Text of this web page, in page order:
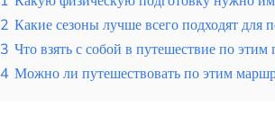
Какие сезоны лучше всего подходят для
Что взять с собой в путешествие по
Можно ли путешествовать по этим